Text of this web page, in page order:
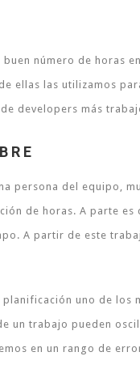
número de horas
ellas las utilizamos
developers más
persona del equipo,
de horas. A parte
A partir de este
uno de los
un trabajo pueden
en un rango de